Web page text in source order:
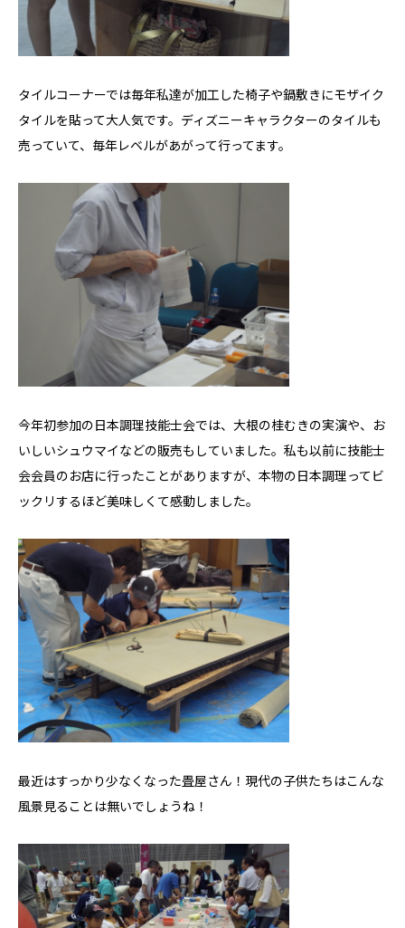
私たちについて
ホクシンの歩み
自慢の大工
会社概要
家づくりについて
職人の技
省エネと性能
家づくりの流れ
施工事例
タイルコーナーでは毎年私達が加工した椅子や鍋敷きにモザイク
タイルを貼って大人気です。ディズニーキャラクターのタイルも
売っていて、毎年レベルがあがって行ってます。
今年初参加の日本調理技能士会では、大根の桂むきの実演や、お
いしいシュウマイなどの販売もしていました。私も以前に技能士
会会員のお店に行ったことがありますが、本物の日本調理ってビ
ックリするほど美味しくて感動しました。
最近はすっかり少なくなった畳屋さん！現代の子供たちはこんな
風景見ることは無いでしょうね！